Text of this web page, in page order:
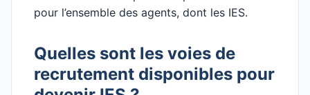
pour l’ensemble des agents, dont les IES.
Quelles sont les voies de
recrutement disponibles pour